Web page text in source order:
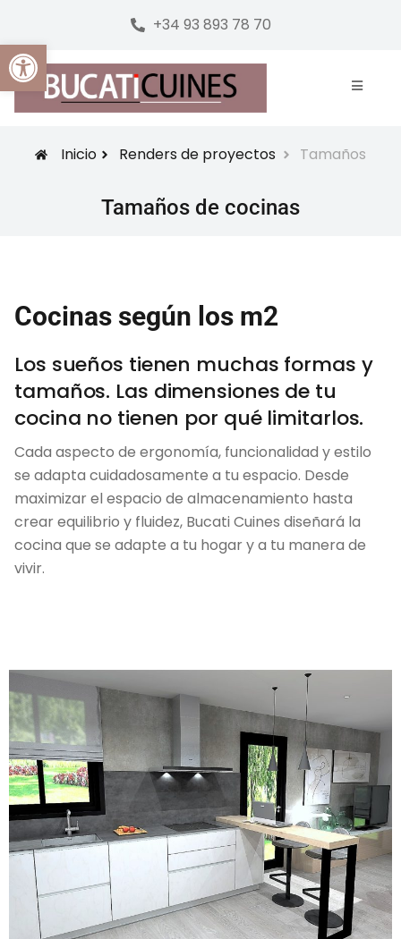
Abrir barra de herramientas
+34 93 893 78 70
Inicio Renders de proyectos Tamaños
Tamaños de cocinas
Cocinas según los m2
Los sueños tienen muchas formas y
tamaños. Las dimensiones de tu
cocina no tienen por qué limitarlos.
Cada aspecto de ergonomía, funcionalidad y estilo
se adapta cuidadosamente a tu espacio. Desde
maximizar el espacio de almacenamiento hasta
crear equilibrio y fluidez, Bucati Cuines diseñará la
cocina que se adapte a tu hogar y a tu manera de
vivir.